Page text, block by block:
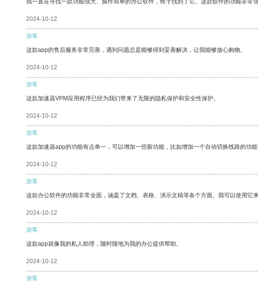
我一直在寻找一款功能强大、操作简单的办公软件，终于找到了它。这款软件的功能非常
2024-10-12
游客
这款app的售后服务非常完善，遇到问题总是能够得到妥善解决，让我能够放心购物。
2024-10-12
游客
这款加速器VPM应用程序已经为我们带来了无限的隐私保护和安全性保护。
2024-10-12
游客
这款加速器app的功能有点单一，可以增加一些新功能，比如增加一个自动切换线路的功能
2024-10-12
游客
这款办公软件的功能非常全面，涵盖了文档、表格、演示文稿等各个方面。我可以使用它
2024-10-12
游客
这款app就像我的私人助理，随时随地为我的办公提供帮助。
2024-10-12
游客